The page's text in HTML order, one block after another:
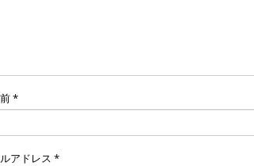
*
アドレス *